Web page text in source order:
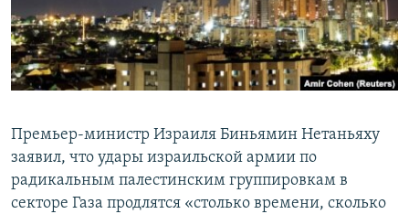
Премьер-министр Израиля Биньямин Нетаньяху
заявил, что удары израильской армии по
радикальным палестинским группировкам в
секторе Газа продлятся «столько времени, сколько